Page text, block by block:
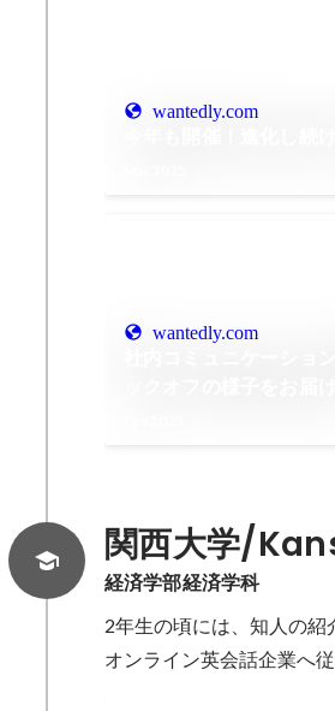
wantedly.com
wantedly.com
関西大学/
経済学部経済学科
2年生の頃には、知人の
オンライン英会話企業へ